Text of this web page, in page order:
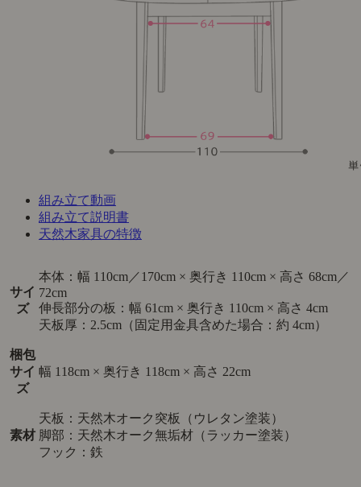
組み立て動画
組み立て説明書
天然木家具の特徴
サイ
ズ
本体：幅 110cm／170cm × 奥行き 110cm × 高さ 68cm／
72cm
伸長部分の板：幅 61cm × 奥行き 110cm × 高さ 4cm
天板厚：2.5cm（固定用金具含めた場合：約 4cm）
梱包
サイ
ズ
幅 118cm × 奥行き 118cm × 高さ 22cm
素材
天板：天然木オーク突板（ウレタン塗装）
脚部：天然木オーク無垢材（ラッカー塗装）
フック：鉄